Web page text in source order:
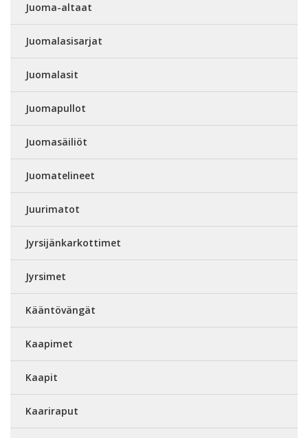
Juoma-altaat
Juomalasisarjat
Juomalasit
Juomapullot
Juomasäiliöt
Juomatelineet
Juurimatot
Jyrsijänkarkottimet
Jyrsimet
Kääntövängät
Kaapimet
Kaapit
Kaariraput